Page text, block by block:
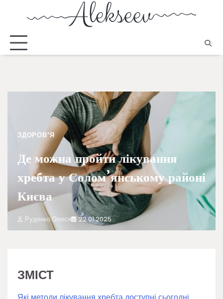
ЗДОРОВ'Я
Де можна пройти лікування
хребта у Солом’янському районі
Києва
Руденко Олеся 22.01.2025
ЗМІСТ